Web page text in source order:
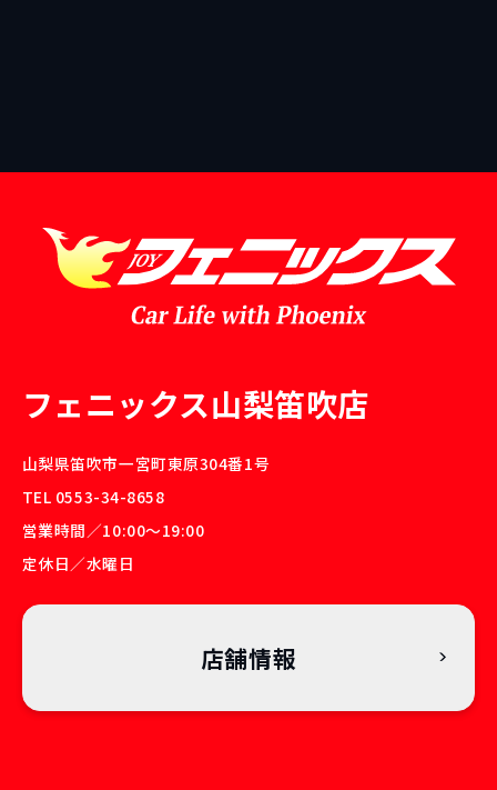
フェニックス山梨笛吹店
山梨県笛吹市一宮町東原304番1号
TEL 0553-34-8658
営業時間／10:00〜19:00
定休日／水曜日
店舗情報